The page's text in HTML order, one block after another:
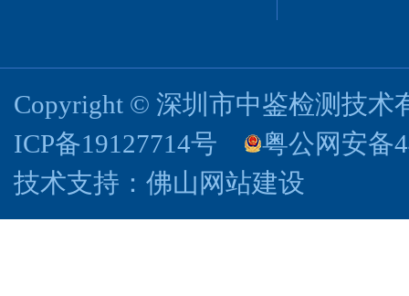
Copyright © 深圳市中鉴检测技术
ICP备19127714号
粤公网安备
技术支持： 佛山网站建设